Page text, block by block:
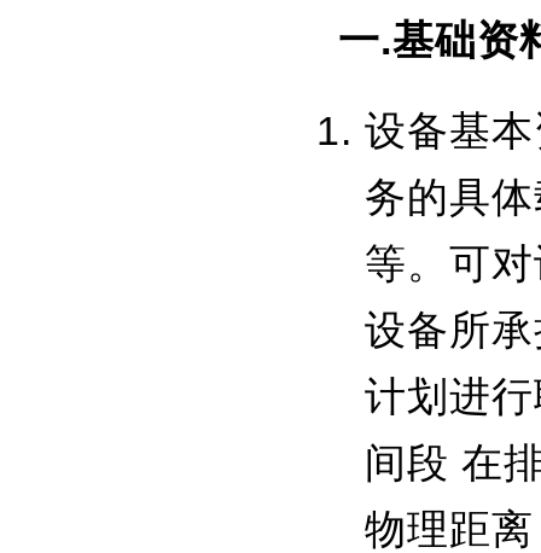
一.基础资
设备基
务的具
等。可
设备所
计划进
间段 在
物理距